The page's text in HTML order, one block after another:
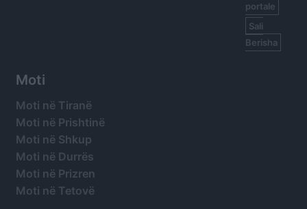
portale
Sali
Berisha
Moti
Moti në Tiranë
Moti në Prishtinë
Moti në Shkup
Moti në Durrës
Moti në Prizren
Moti në Tetovë